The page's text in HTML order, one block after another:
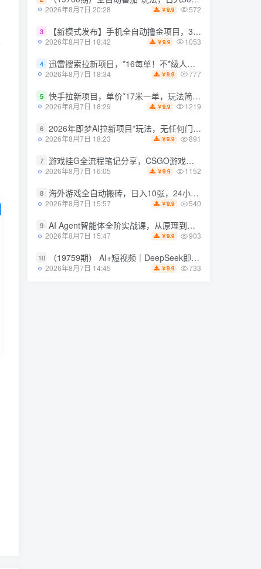
2026年8月7日 20:28 ￥9.9 572
3 【新模式发布】手机全自动撸金项目，3台手机一天200+，保姆级教程及全套工具【揭秘】
2026年8月7日 18:42 ￥9.9 1053
4 迅雷搜索拉新项目，*16每单！不*级人人可冲，零门槛上手（更新0807）
2026年8月7日 18:34 ￥9.9 777
5 快手拉新项目，单价*17米一单，玩法简单，0基础也能轻松上手（更新08月07日）
2026年8月7日 18:29 ￥9.9 1219
6 2026年即梦AI拉新项目*玩法，无任何门槛，操作非常简单，人人都可做，拉新佣金*13米每单（更新08月07日）
2026年8月7日 18:23 ￥9.9 891
7 游戏挂G全流程笔记分享，CSGO游戏搬砖，小白看了当天学会见收益【揭秘】
2026年8月7日 16:05 ￥9.9 1152
8 海外游戏全自动搬砖，日入10张，24小时全自动运行，无需人工值守，绿色稳定！【揭秘】
2026年8月7日 15:57 ￥9.9 540
9 AI Agent智能体全阶实战课，从原理到实操，手把手搭建可自动运行的AI Agent
2026年8月7日 15:47 ￥9.9 903
10 （19759期） AI+短视频｜DeepSeek即梦豆包小云雀全工具教学，从账号*到剪映剪辑，零基础也能快速上手做*
2026年8月7日 14:45 ￥9.9 733
2026年8月7日 20:28 ￥9.9 572
3 【新模式发布】手机全自动撸金项目，3台手机一天200+，保姆级教程及全套工具【揭秘】
2026年8月7日 18:42 ￥9.9 1053
4 迅雷搜索拉新项目，*16每单！不*级人人可冲，零门槛上手（更新0807）
2026年8月7日 18:34 ￥9.9 777
5 快手拉新项目，单价*17米一单，玩法简单，0基础也能轻松上手（更新08月07日）
2026年8月7日 18:29 ￥9.9 1219
6 2026年即梦AI拉新项目*玩法，无任何门槛，操作非常简单，人人都可做，拉新佣金*13米每单（更新08月07日）
2026年8月7日 18:23 ￥9.9 891
7 游戏挂G全流程笔记分享，CSGO游戏搬砖，小白看了当天学会见收益【揭秘】
2026年8月7日 16:05 ￥9.9 1152
8 海外游戏全自动搬砖，日入10张，24小时全自动运行，无需人工值守，绿色稳定！【揭秘】
2026年8月7日 15:57 ￥9.9 540
9 AI Agent智能体全阶实战课，从原理到实操，手把手搭建可自动运行的AI Agent
2026年8月7日 15:47 ￥9.9 903
10 （19759期） AI+短视频｜DeepSeek即梦豆包小云雀全工具教学，从账号*到剪映剪辑，零基础也能快速上手做*
2026年8月7日 14:45 ￥9.9 733